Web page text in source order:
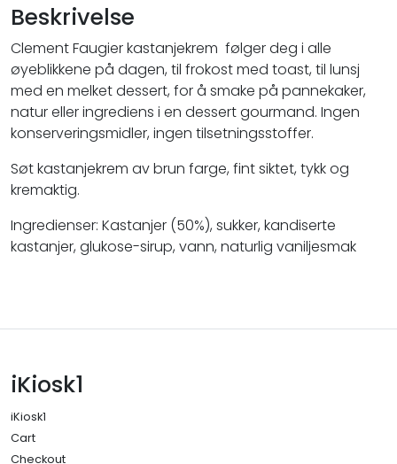
Beskrivelse
Clement Faugier kastanjekrem følger deg i alle
øyeblikkene på dagen, til frokost med toast, til lunsj
med en melket dessert, for å smake på pannekaker,
natur eller ingrediens i en dessert gourmand. Ingen
konserveringsmidler, ingen tilsetningsstoffer.
Søt kastanjekrem av brun farge, fint siktet, tykk og
kremaktig.
Ingredienser: Kastanjer (50%), sukker, kandiserte
kastanjer, glukose-sirup, vann, naturlig vaniljesmak
iKiosk1
iKiosk1
Cart
Checkout